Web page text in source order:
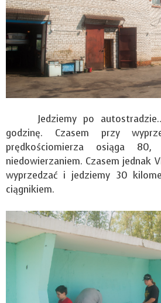
Jedziemy po
godzinę. Czasem przy
prędkościomierza osiąga
niedowierzaniem. Czasem jednak
wyprzedzać i jedziemy 30
ciągnikiem.